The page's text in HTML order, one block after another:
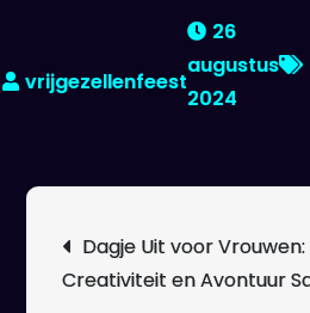
26
augustus
2024
Dagje Uit voor
Creativiteit en Avontuur